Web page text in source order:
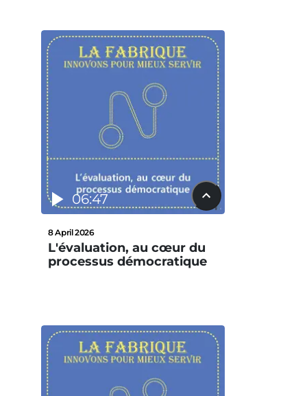
06:47
8 April 2026
L'évaluation, au cœur du
processus démocratique